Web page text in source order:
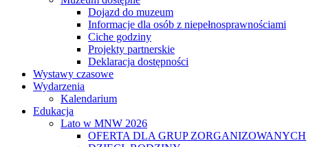
Dojazd do muzeum
Informacje dla osób z niepełnosprawnościami
Ciche godziny
Projekty partnerskie
Deklaracja dostępności
Wystawy czasowe
Wydarzenia
Kalendarium
Edukacja
Lato w MNW 2026
OFERTA DLA GRUP ZORGANIZOWANYCH